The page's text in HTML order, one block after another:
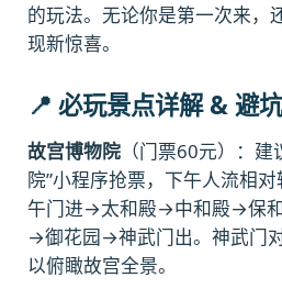
的玩法。无论你是第一次来，
现新惊喜。
📍 必玩景点详解 & 避
故宫博物院 （门票60元）：
院”小程序抢票，下午人流相对
午门进→太和殿→中和殿→保
→御花园→神武门出。神武门
以俯瞰故宫全景。